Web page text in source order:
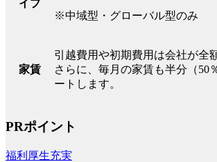
イプ
※中域型・グローバル型のみ
家賃
引越費用や初期費用は会社が全
さらに、毎月の家賃も半分（50
ートします。
PRポイント
福利厚生充実